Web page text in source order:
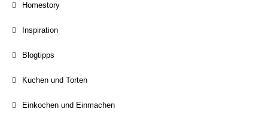
Homestory
Inspiration
Blogtipps
Kuchen und Torten
Einkochen und Einmachen